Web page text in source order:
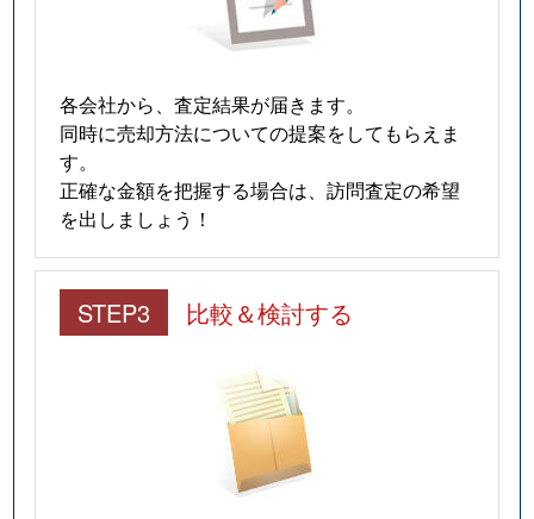
各会社から、査定結果が届きます。
同時に売却方法についての提案をしてもらえま
す。
正確な金額を把握する場合は、訪問査定の希望
を出しましょう！
STEP3 比較＆検討する